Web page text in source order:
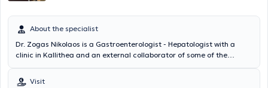
About the specialist
Dr. Zogas Nikolaos is a Gastroenterologist - Hepatologist with a
clinic in Kallithea and an external collaborator of some of the
graduated from the University of Udine in Italy. He served as
Visit